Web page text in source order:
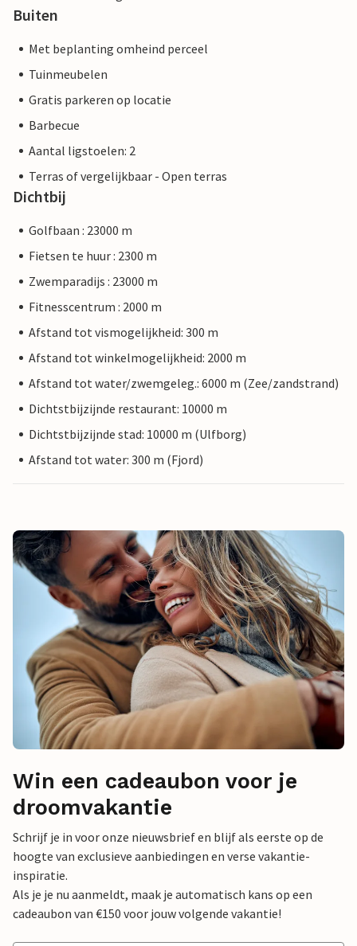
Buiten
Met beplanting omheind perceel
Tuinmeubelen
Gratis parkeren op locatie
Barbecue
Aantal ligstoelen: 2
Terras of vergelijkbaar - Open terras
Dichtbij
Golfbaan : 23000 m
Fietsen te huur : 2300 m
Zwemparadijs : 23000 m
Fitnesscentrum : 2000 m
Afstand tot vismogelijkheid: 300 m
Afstand tot winkelmogelijkheid: 2000 m
Afstand tot water/zwemgeleg.: 6000 m (Zee/zandstrand)
Dichtstbijzijnde restaurant: 10000 m
Dichtstbijzijnde stad: 10000 m (Ulfborg)
Afstand tot water: 300 m (Fjord)
Win een cadeaubon voor je
droomvakantie
Schrijf je in voor onze nieuwsbrief en blijf als eerste op de
hoogte van exclusieve aanbiedingen en verse vakantie-
inspiratie.
Als je je nu aanmeldt, maak je automatisch kans op een
cadeaubon van €150 voor jouw volgende vakantie!